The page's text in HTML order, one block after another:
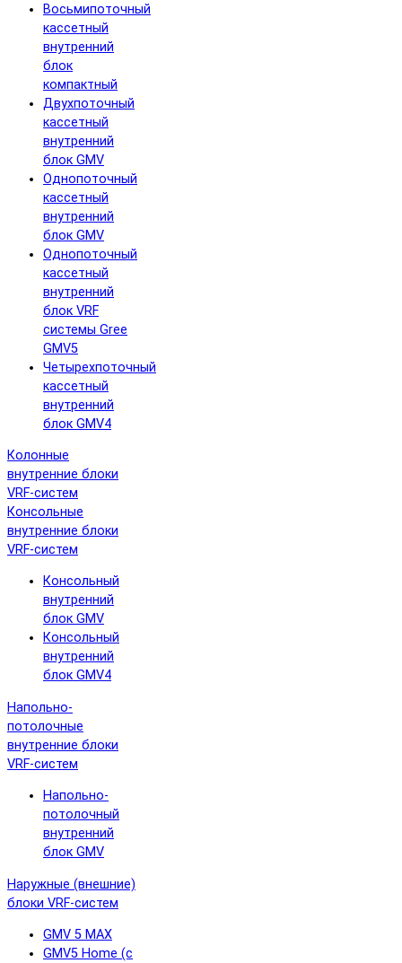
Восьмипоточный
кассетный
внутренний
блок
компактный
Двухпоточный
кассетный
внутренний
блок GMV
Однопоточный
кассетный
внутренний
блок GMV
Однопоточный
кассетный
внутренний
блок VRF
системы Gree
GMV5
Четырехпоточный
кассетный
внутренний
блок GMV4
Колонные
внутренние блоки
VRF-систем
Консольные
внутренние блоки
VRF-систем
Консольный
внутренний
блок GMV
Консольный
внутренний
блок GMV4
Напольно-
потолочные
внутренние блоки
VRF-систем
Напольно-
потолочный
внутренний
блок GMV
Наружные (внешние)
блоки VRF-систем
GMV 5 MAX
GMV5 Home (с